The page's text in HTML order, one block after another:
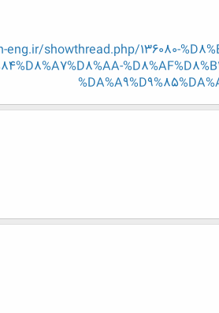
showthread.php/136080-